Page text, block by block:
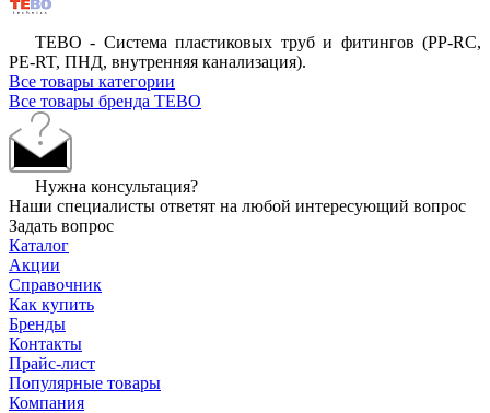
ТЕВО - Система пластиковых труб и фитингов (PP-RC,
PE-RT, ПНД, внутренняя канализация).
Все товары категории
Все товары бренда TEBO
Нужна консультация?
Наши специалисты ответят на любой интересующий вопрос
Задать вопрос
Каталог
Акции
Справочник
Как купить
Бренды
Контакты
Прайс-лист
Популярные товары
Компания